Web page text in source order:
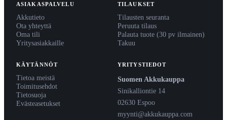
ASIAKASPALVELU
Akkutieto
Ota yhteyttä
Oma tili
Yritysasiakkaille
TILAUKSET
Tilausten seuranta
Peruuta tilaus
Palauta tuote (30 pv ilmainen)
Takuu
KÄYTÄNNÖT
Tietoa meistä
Toimitusehdot
Tietosuoja
Evästeasetukset
YRITYSTIEDOT
Suomen Akkukauppa
Sinikalliontie 14
02630 Espoo
myynti@akkukauppa.com